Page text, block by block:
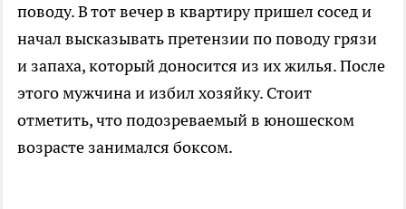
поводу. В тот вечер в квартиру пришел сосед и
начал высказывать претензии по поводу грязи
и запаха, который доносится из их жилья. После
этого мужчина и избил хозяйку. Стоит
отметить, что подозреваемый в юношеском
возрасте занимался боксом.